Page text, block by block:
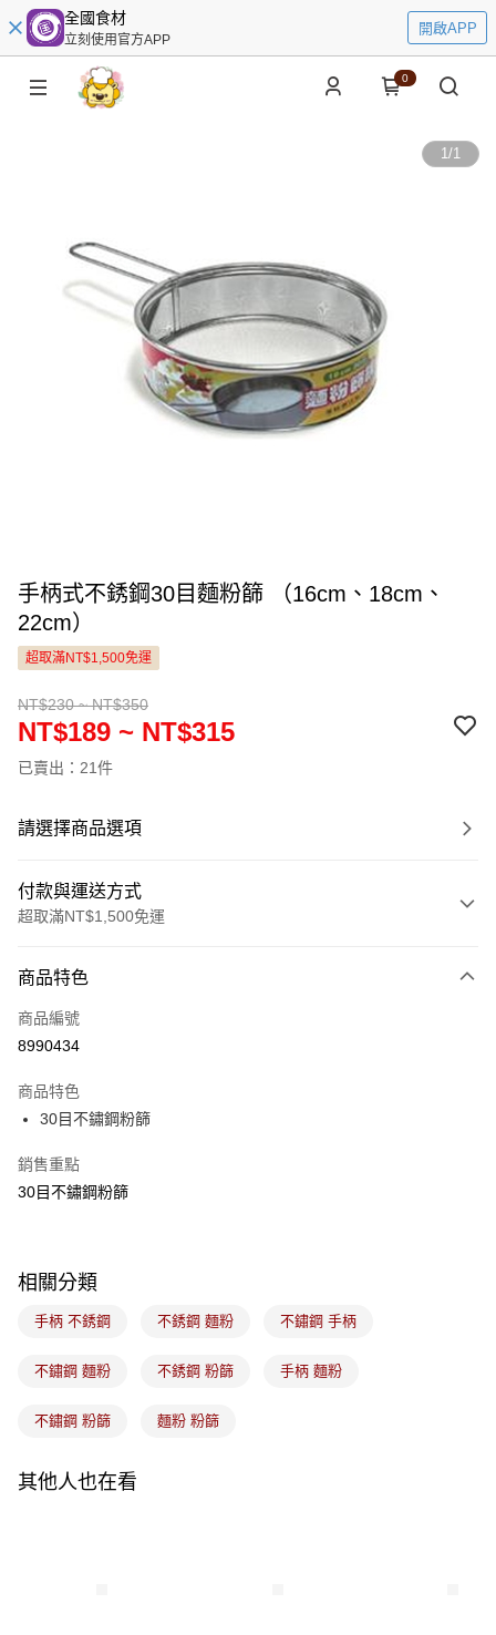
全國食材
立刻使用官方APP
開啟APP
0
1/1
手柄式不銹鋼30目麵粉篩 （16cm、18cm、
22cm）
超取滿NT$1,500免運
NT$230 ~ NT$350
NT$189 ~ NT$315
已賣出：21件
請選擇商品選項
付款與運送方式
超取滿NT$1,500免運
信用卡一次付款
LINE Pay
悠遊付
Google Pay
全盈+PAY
運送方式
7-11取貨(5kg以內，尺寸不超過90cm)
每筆NT$100，滿NT$1,500(含以上)免運費
付款後門市自取
商品特色
商品編號
8990434
商品特色
30目不鏽鋼粉篩
銷售重點
30目不鏽鋼粉篩
相關分類
手柄 不銹鋼 不銹鋼 麵粉 不鏽鋼 手柄
不鏽鋼 麵粉 不銹鋼 粉篩 手柄 麵粉
不鏽鋼 粉篩 麵粉 粉篩
其他人也在看